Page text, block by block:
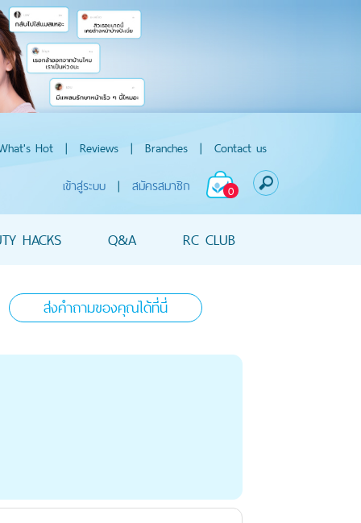
Hot | Reviews | Branches | Contact us
0
เข้าสู่ระบบ | สมัครสมาชิก
HACKS Q&A RC CLUB
ส่งคำถามของคุณได้ที่นี่